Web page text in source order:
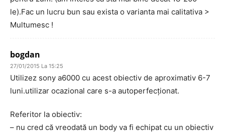
le).Fac un lucru bun sau exista o varianta mai calitativa >
Multumesc !
bogdan
27/01/2015 La 15:25
Utilizez sony a6000 cu acest obiectiv de aproximativ 6-7
luni.utilizar ocazional care s-a autoperfecționat.
Referitor la obiectiv:
– nu cred că vreodată un body va fi echipat cu un obiectiv